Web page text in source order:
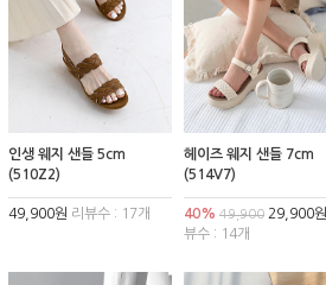
인생 웨지 샌들 5cm
(510Z2)
49,900원 리뷰수 : 17개
헤이즈 웨지 샌들 7cm
(514V7)
40% 49,90029,900원
뷰수 : 14개